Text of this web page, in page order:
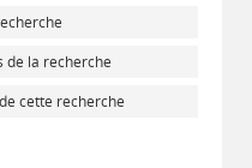
de la recherche
cette recherche